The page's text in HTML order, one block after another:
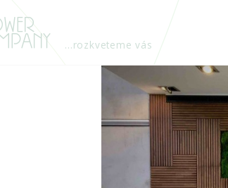
...rozkveteme vás